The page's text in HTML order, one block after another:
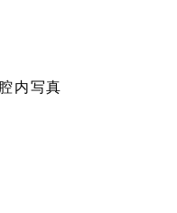
内写真